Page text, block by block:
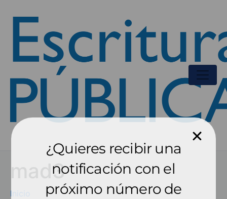
mad3
Inicio
¿Quieres recibir una
notificación con el
próximo número de